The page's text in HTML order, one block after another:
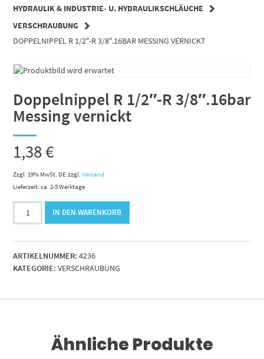
HYDRAULIK & INDUSTRIE- U. HYDRAULIKSCHLÄUCHE
VERSCHRAUBUNG
DOPPELNIPPEL R 1/2″-R 3/8″.16BAR MESSING VERNICKT
Doppelnippel R 1/2″-R 3/8″.16bar
Messing vernickt
1,38€
Zzgl. 19% MwSt. DE zzgl.Versand
Lieferzeit: ca. 2-5 Werktage
Doppelnippel
R
3/8".16bar
Messing
IN DEN WARENKORB
ARTIKELNUMMER: 4236
KATEGORIE: VERSCHRAUBUNG
Ähnliche Produkte